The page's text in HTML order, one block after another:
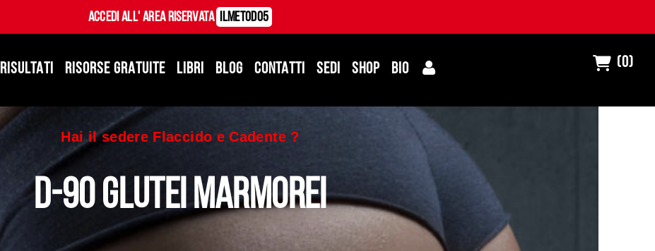
Accedi all' Area Riservata ILMetodo5
RISULTATI RISORSE GRATUITE LIBRI BLOG CONTATTI SEDI SHOP BIO (0)
Hai il sedere Flaccido e Cadente ?
d-90 glutei marmorei